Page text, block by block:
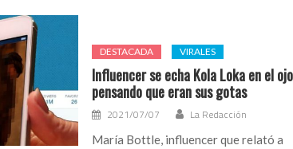
DESTACADA VIRALES
Influencer se echa Kola Loka en el ojo
pensando que eran sus gotas
2021/07/07 La Redacción
María Bottle, influencer que relató a